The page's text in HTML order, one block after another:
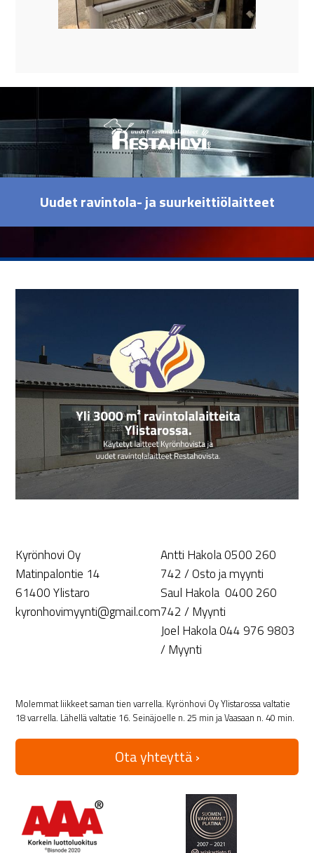
Uudet ravintola- ja suurkeittiölaitteet
Kyrönhovi Oy
Matinpalontie 14
61400 Ylistaro
kyronhovimyynti@gmail.com
Antti Hakola 0500 260
742 / Osto ja myynti
Saul Hakola 0400 260
742 / Myynti
Joel Hakola 044 976 9803
/ Myynti
Molemmat liikkeet saman tien varrella. Kyrönhovi Oy Ylistarossa valtatie
18 varrella. Lähellä valtatie 16. Seinäjoelle n. 25 min ja Vaasaan n. 40 min.
Ota yhteyttä ›